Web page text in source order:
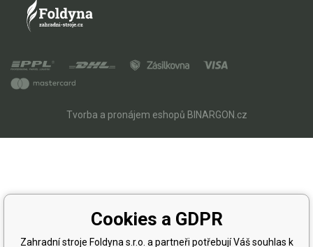
Tvorba a pronájem eshopů BINARGON.cz
Cookies a GDPR
Zahradní stroje Foldyna s.r.o. a partneři potřebují Váš souhlas k